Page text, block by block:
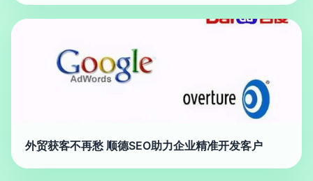
外贸获客不再愁 顺德SEO助力企业精准开发客户